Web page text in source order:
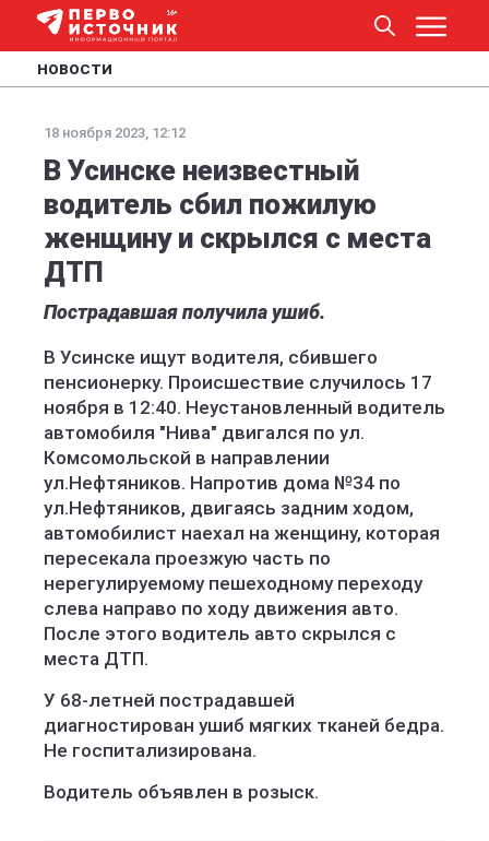
НОВОСТИ
18 ноября 2023, 12:12
В Усинске неизвестный
водитель сбил пожилую
женщину и скрылся с места
ДТП
Пострадавшая получила ушиб.
В Усинске ищут водителя, сбившего
пенсионерку. Происшествие случилось 17
ноября в 12:40. Неустановленный водитель
автомобиля "Нива" двигался по ул.
Комсомольской в направлении
ул.Нефтяников. Напротив дома №34 по
ул.Нефтяников, двигаясь задним ходом,
автомобилист наехал на женщину, которая
пересекала проезжую часть по
нерегулируемому пешеходному переходу
слева направо по ходу движения авто.
После этого водитель авто скрылся с
места ДТП.
У 68-летней пострадавшей
диагностирован ушиб мягких тканей бедра.
Не госпитализирована.
Водитель объявлен в розыск.